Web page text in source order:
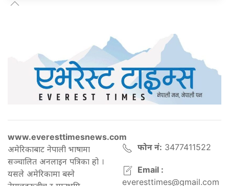
www.everesttimesnews.com
अमेरिकाबाट नेपाली भाषामा
सञ्चालित अनलाइन पत्रिका हो ।
यसले अमेरिकामा बस्ने
फोन नं: 3477411522
Email :
everesttimes@gmail.com